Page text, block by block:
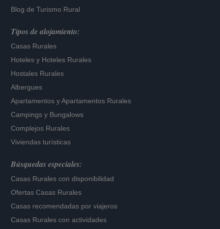
Blog de Turismo Rural
Tipos de alojamiento:
Casas Rurales
Hoteles y Hoteles Rurales
Hostales Rurales
Albergues
Apartamentos yApartamentos Rurales
Campings y Bungalows
Complejos Rurales
Viviendas turísticas
Búsquedas especiales:
Casas Rurales con disponibilidad
Ofertas Casas Rurales
Casas recomendadas por viajeros
Casas Rurales con actividades